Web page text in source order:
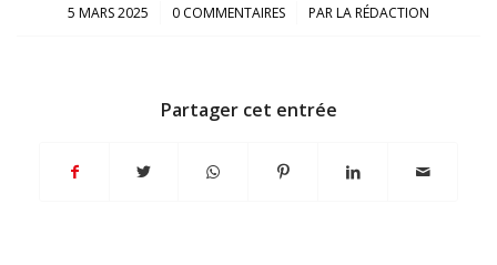
5 MARS 2025
/ 0 COMMENTAIRES
/ PARLA RÉDACTION
Partager cet entrée